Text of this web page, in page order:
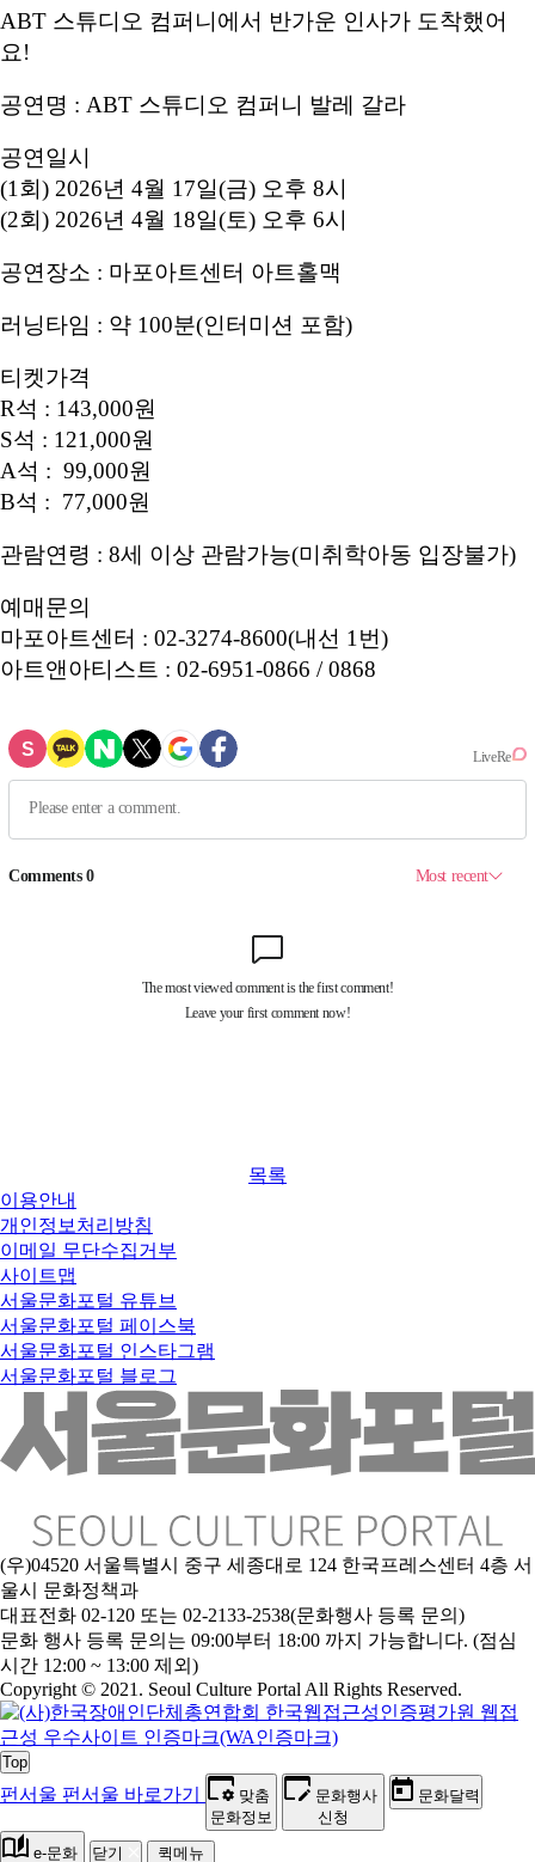
ABT 스튜디오 컴퍼니에서 반가운 인사가 도착했어
요!
공연명 : ABT 스튜디오 컴퍼니 발레 갈라
공연일시
(1회) 2026년 4월 17일(금) 오후 8시
(2회) 2026년 4월 18일(토) 오후 6시
공연장소 : 마포아트센터 아트홀맥
러닝타임 : 약 100분(인터미션 포함)
티켓가격
R석 : 143,000원
S석 : 121,000원
A석 : 99,000원
B석 : 77,000원
관람연령 : 8세 이상 관람가능(미취학아동 입장불가)
예매문의
마포아트센터 : 02-3274-8600(내선 1번)
아트앤아티스트 : 02-6951-0866 / 0868
목록
이용안내
개인정보처리방침
이메일 무단수집거부
사이트맵
서울문화포털 유튜브
서울문화포털 페이스북
서울문화포털 인스타그램
서울문화포털 블로그
(우)04520 서울특별시 중구 세종대로 124 한국프레스센터 4층 서
울시 문화정책과
대표전화 02-120 또는 02-2133-2538(문화행사 등록 문의)
문화 행사 등록 문의는 09:00부터 18:00 까지 가능합니다. (점심
시간 12:00 ~ 13:00 제외)
Copyright © 2021. Seoul Culture Portal All Rights Reserved.
Top
펀서울 펀서울 바로가기
맞춤
문화정보
문화행사
신청
문화달력
e-문화 닫기 퀵메뉴